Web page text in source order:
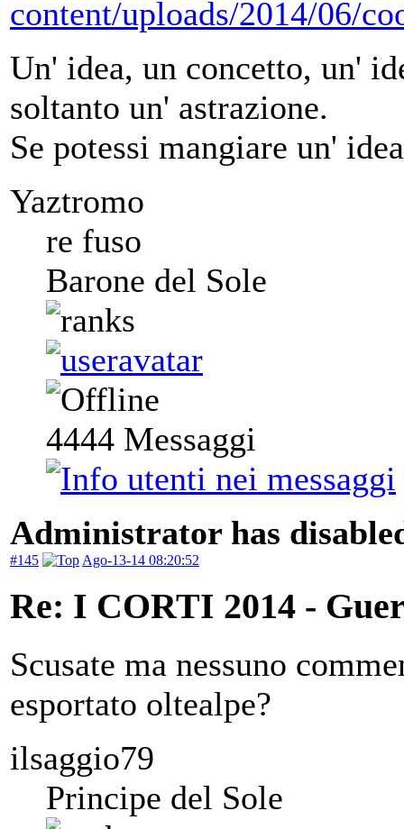
Un' idea, un concetto, un'
soltanto un' astrazione.
Se potessi mangiare un'
Yaztromo
re fuso
Barone del Sole
4444 Messaggi
Administrator has
#145 Ago-13-14 08:20:52
Re: I CORTI 2014 -
Scusate ma nessuno
esportato oltealpe?
ilsaggio79
Principe del Sole